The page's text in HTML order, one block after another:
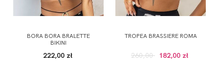
BORA BORA BRALETTE
BIKINI
222,00 zł
TROPEA BRASSIERE ROMA
260,00 182,00 zł